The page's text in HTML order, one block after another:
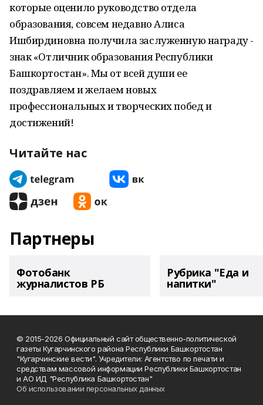
которые оценило руководство отдела
образования, совсем недавно Алиса
Ишбирдиновна получила заслуженную награду -
знак «Отличник образования Республики
Башкортостан». Мы от всей души ее
поздравляем и желаем новых
профессиональных и творческих побед и
достижений!
Читайте нас
Партнеры
Фотобанк
журналистов РБ
Рубрика "Еда и
напитки"
© 2015-2026 Официальный сайт общественно-политической
газеты Кугарчинского района Республики Башкортостан
"Кугарчинские вести". Учредители: Агентство по печати и
средствам массовой информации Республики Башкортостан
и АО ИД "Республика Башкортостан"
Об использовании персональных данных